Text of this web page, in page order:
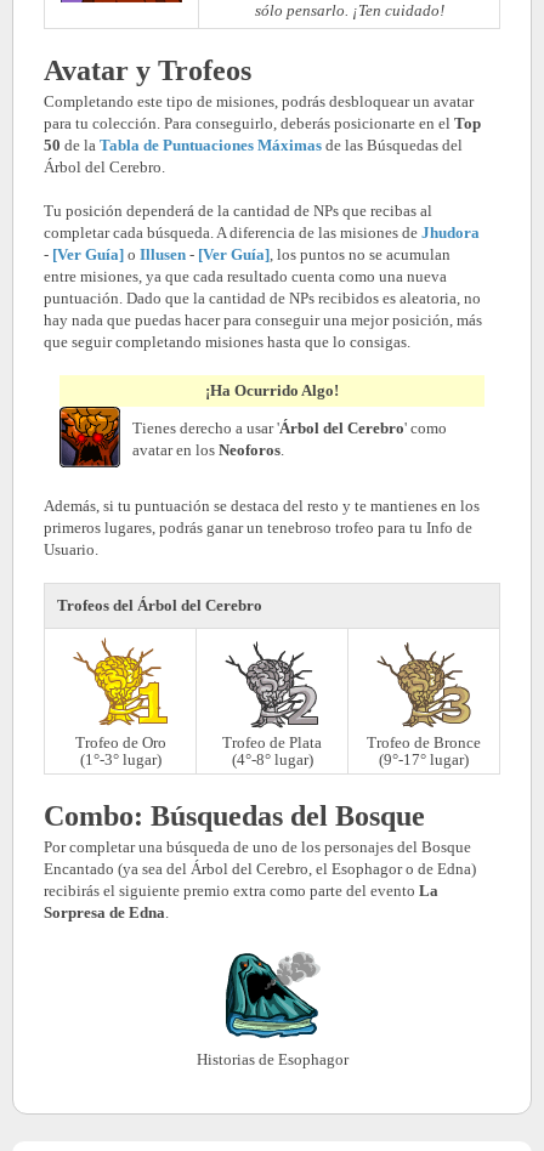
sólo pensarlo. ¡Ten cuidado!
Avatar y Trofeos
Completando este tipo de misiones, podrás desbloquear un avatar
para tu colección. Para conseguirlo, deberás posicionarte en el Top
50 de la Tabla de Puntuaciones Máximas de las Búsquedas del
Árbol del Cerebro.
Tu posición dependerá de la cantidad de NPs que recibas al
completar cada búsqueda. A diferencia de las misiones de Jhudora
- [Ver Guía] o Illusen - [Ver Guía], los puntos no se acumulan
entre misiones, ya que cada resultado cuenta como una nueva
puntuación. Dado que la cantidad de NPs recibidos es aleatoria, no
hay nada que puedas hacer para conseguir una mejor posición, más
que seguir completando misiones hasta que lo consigas.
¡Ha Ocurrido Algo!
Tienes derecho a usar 'Árbol del Cerebro' como
avatar en los Neoforos.
Además, si tu puntuación se destaca del resto y te mantienes en los
primeros lugares, podrás ganar un tenebroso trofeo para tu Info de
Usuario.
Trofeos del Árbol del Cerebro
Trofeo de Oro
(1°-3° lugar)
Trofeo de Plata
(4°-8° lugar)
Trofeo de Bronce
(9°-17° lugar)
Combo: Búsquedas del Bosque
Por completar una búsqueda de uno de los personajes del Bosque
Encantado (ya sea del Árbol del Cerebro, el Esophagor o de Edna)
recibirás el siguiente premio extra como parte del evento La
Sorpresa de Edna.
Historias de Esophagor